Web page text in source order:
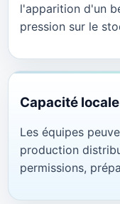
l'apparition d'un
pression sur le
Capacité
Les équipes
production
permissions,